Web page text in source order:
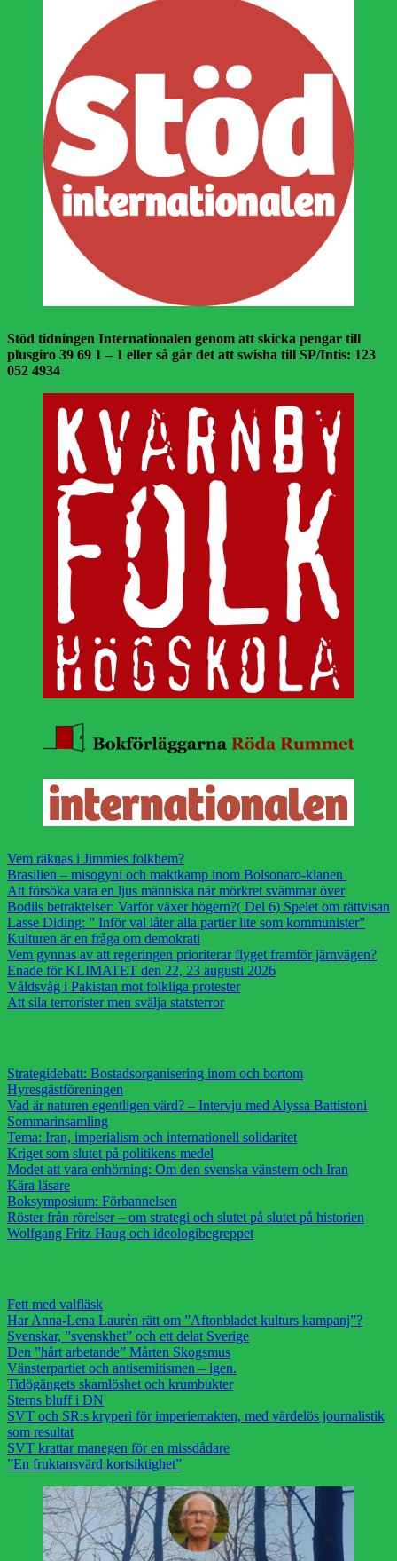
Stöd tidningen Internationalen genom att skicka pengar till
plusgiro 39 69 1 – 1 eller så går det att swisha till SP/Intis: 123
052 4934
Vem räknas i Jimmies folkhem?
Brasilien – misogyni och maktkamp inom Bolsonaro-klanen
Att försöka vara en ljus människa när mörkret svämmar över
Bodils betraktelser: Varför växer högern?( Del 6) Spelet om rättvisan
Lasse Diding: ” Inför val låter alla partier lite som kommunister”
Kulturen är en fråga om demokrati
Vem gynnas av att regeringen prioriterar flyget framför järnvägen?
Enade för KLIMATET den 22, 23 augusti 2026
Våldsvåg i Pakistan mot folkliga protester
Att sila terrorister men svälja statsterror
Strategidebatt: Bostadsorganisering inom och bortom
Hyresgästföreningen
Vad är naturen egentligen värd? – Intervju med Alyssa Battistoni
Sommarinsamling
Tema: Iran, imperialism och internationell solidaritet
Kriget som slutet på politikens medel
Modet att vara enhörning: Om den svenska vänstern och Iran
Kära läsare
Boksymposium: Förbannelsen
Röster från rörelser – om strategi och slutet på slutet på historien
Wolfgang Fritz Haug och ideologibegreppet
Fett med valfläsk
Har Anna-Lena Laurén rätt om ”Aftonbladet kulturs kampanj”?
Svenskar, ”svenskhet” och ett delat Sverige
Den ”hårt arbetande” Mårten Skogsmus
Vänsterpartiet och antisemitismen – igen.
Tidögängets skamlöshet och krumbukter
Sterns bluff i DN
SVT och SR:s kryperi för imperiemakten, med värdelös journalistik
som resultat
SVT krattar manegen för en missdådare
”En fruktansvärd kortsiktighet”